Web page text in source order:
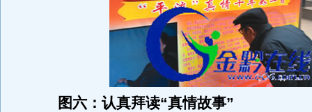
图六：认真拜读“真情故事”